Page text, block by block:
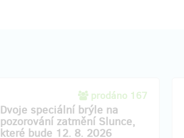
prodáno 167
Dvoje speciální brýle na
pozorování zatmění Slunce,
které bude 12. 8. 2026